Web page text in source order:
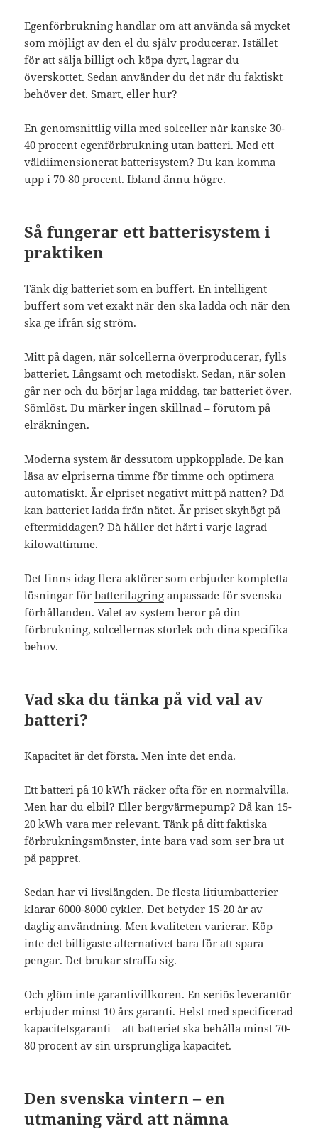
Egenförbrukning handlar om att använda så mycket
som möjligt av den el du själv producerar. Istället
för att sälja billigt och köpa dyrt, lagrar du
överskottet. Sedan använder du det när du faktiskt
behöver det. Smart, eller hur?
En genomsnittlig villa med solceller når kanske 30-
40 procent egenförbrukning utan batteri. Med ett
väldiimensionerat batterisystem? Du kan komma
upp i 70-80 procent. Ibland ännu högre.
Så fungerar ett batterisystem i
praktiken
Tänk dig batteriet som en buffert. En intelligent
buffert som vet exakt när den ska ladda och när den
ska ge ifrån sig ström.
Mitt på dagen, när solcellerna överproducerar, fylls
batteriet. Långsamt och metodiskt. Sedan, när solen
går ner och du börjar laga middag, tar batteriet över.
Sömlöst. Du märker ingen skillnad – förutom på
elräkningen.
Moderna system är dessutom uppkopplade. De kan
läsa av elpriserna timme för timme och optimera
automatiskt. Är elpriset negativt mitt på natten? Då
kan batteriet ladda från nätet. Är priset skyhögt på
eftermiddagen? Då håller det hårt i varje lagrad
kilowattimme.
Det finns idag flera aktörer som erbjuder kompletta
lösningar förbatterilagring anpassade för svenska
förhållanden. Valet av system beror på din
förbrukning, solcellernas storlek och dina specifika
behov.
Vad ska du tänka på vid val av
batteri?
Kapacitet är det första. Men inte det enda.
Ett batteri på 10 kWh räcker ofta för en normalvilla.
Men har du elbil? Eller bergvärmepump? Då kan 15-
20 kWh vara mer relevant. Tänk på ditt faktiska
förbrukningsmönster, inte bara vad som ser bra ut
på pappret.
Sedan har vi livslängden. De flesta litiumbatterier
klarar 6000-8000 cykler. Det betyder 15-20 år av
daglig användning. Men kvaliteten varierar. Köp
inte det billigaste alternativet bara för att spara
pengar. Det brukar straffa sig.
Och glöm inte garantivillkoren. En seriös leverantör
erbjuder minst 10 års garanti. Helst med specificerad
kapacitetsgaranti – att batteriet ska behålla minst 70-
80 procent av sin ursprungliga kapacitet.
Den svenska vintern – en
utmaning värd att nämna